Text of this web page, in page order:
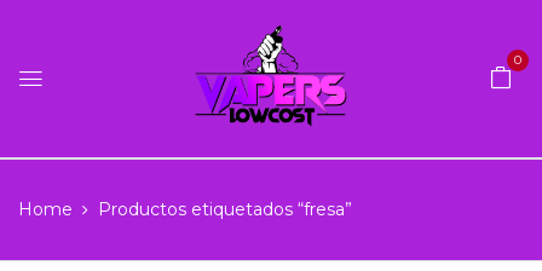
0
Home Productos etiquetados “fresa”